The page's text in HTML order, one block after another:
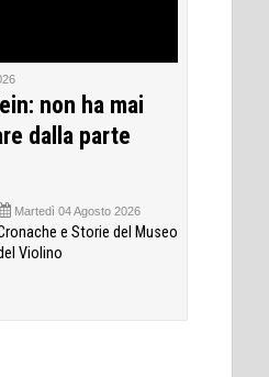
non ha mai
dalla parte
Martedì 04 Agosto 2026
e Storie del Museo
Violino